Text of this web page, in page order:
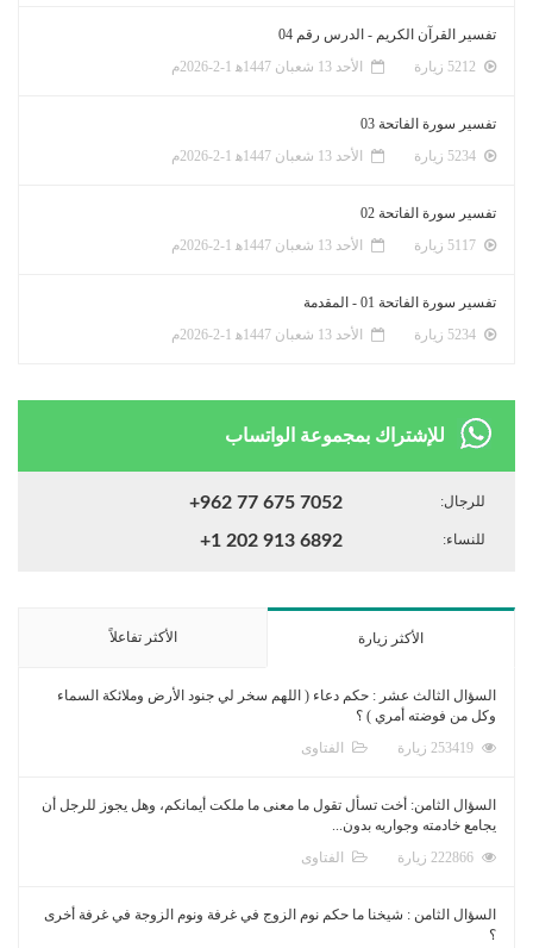
تفسير القرآن الكريم - الدرس رقم 04
الأحد 13 شعبان 1447ﻫ 1-2-2026م
تفسير سورة الفاتحة 03
الأحد 13 شعبان 1447ﻫ 1-2-2026م
تفسير سورة الفاتحة 02
الأحد 13 شعبان 1447ﻫ 1-2-2026م
تفسير سورة الفاتحة 01 - المقدمة
الأحد 13 شعبان 1447ﻫ 1-2-2026م
للإشتراك بمجموعة الواتساب
للرجال: +962 77 675 7052
للنساء: +1 202 913 6892
الأكثر زيارة الأكثر تفاعلاً
السؤال الثالث عشر : حكم دعاء ( اللهم سخر لي جنود الأرض وملائكة السماء
وكل من فوضته أمري ) ؟
الفتاوى
السؤال الثامن: أخت تسأل تقول ما معنى ما ملكت أيمانكم، وهل يجوز للرجل أن
يجامع خادمته وجواريه بدون...
الفتاوى
السؤال الثامن : شيخنا ما حكم نوم الزوج في غرفة ونوم الزوجة في غرفة أخرى
؟